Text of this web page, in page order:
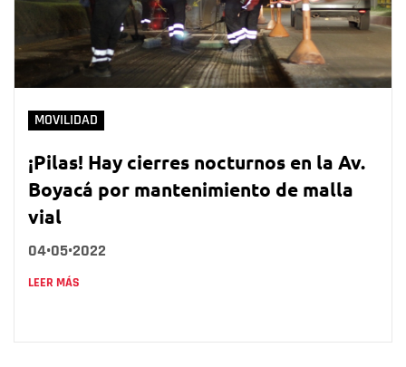
MOVILIDAD
¡Pilas! Hay cierres nocturnos en la Av.
Boyacá por mantenimiento de malla
vial
04•05•2022
LEER MÁS